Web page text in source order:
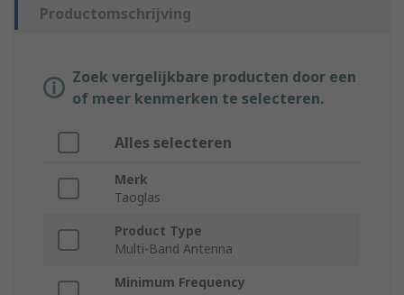
Productomschrijving
Zoek vergelijkbare producten door een
of meer kenmerken te selecteren.
Alles selecteren
Merk
Taoglas
Product Type
Multi-Band Antenna
Minimum Frequency